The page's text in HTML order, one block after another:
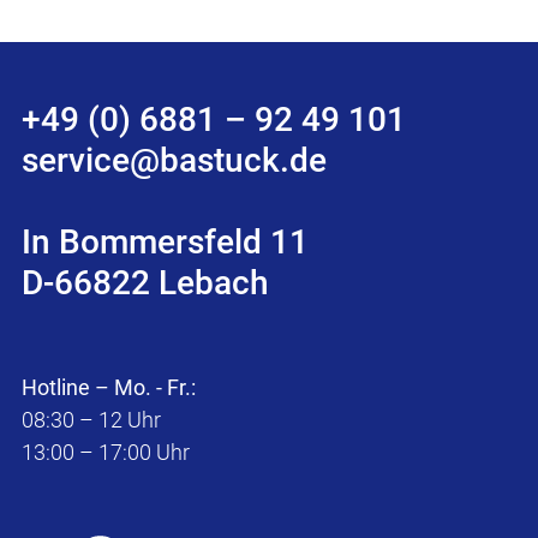
+49 (0) 6881 – 92 49 101
service@bastuck.de
In Bommersfeld 11
D-66822 Lebach
Hotline – Mo. - Fr.:
08:30 – 12 Uhr
13:00 – 17:00 Uhr